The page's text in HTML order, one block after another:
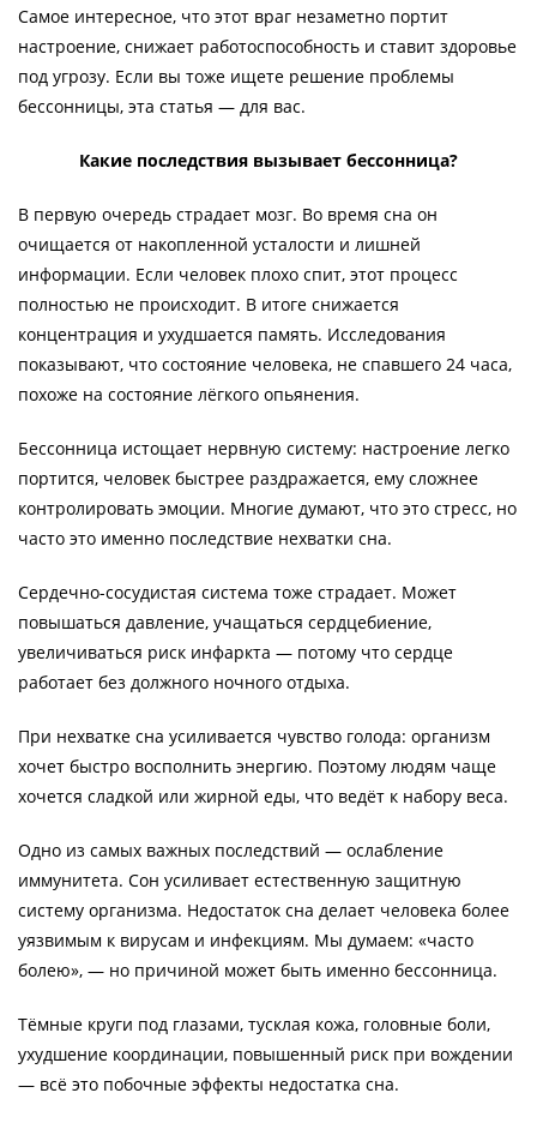
Самое интересное, что этот враг незаметно портит
настроение, снижает работоспособность и ставит здоровье
под угрозу. Если вы тоже ищете решение проблемы
бессонницы, эта статья — для вас.
Какие последствия вызывает бессонница?
В первую очередь страдает мозг. Во время сна он
очищается от накопленной усталости и лишней
информации. Если человек плохо спит, этот процесс
полностью не происходит. В итоге снижается
концентрация и ухудшается память. Исследования
показывают, что состояние человека, не спавшего 24 часа,
похоже на состояние лёгкого опьянения.
Бессонница истощает нервную систему: настроение легко
портится, человек быстрее раздражается, ему сложнее
контролировать эмоции. Многие думают, что это стресс, но
часто это именно последствие нехватки сна.
Сердечно-сосудистая система тоже страдает. Может
повышаться давление, учащаться сердцебиение,
увеличиваться риск инфаркта — потому что сердце
работает без должного ночного отдыха.
При нехватке сна усиливается чувство голода: организм
хочет быстро восполнить энергию. Поэтому людям чаще
хочется сладкой или жирной еды, что ведёт к набору веса.
Одно из самых важных последствий — ослабление
иммунитета. Сон усиливает естественную защитную
систему организма. Недостаток сна делает человека более
уязвимым к вирусам и инфекциям. Мы думаем: «часто
болею», — но причиной может быть именно бессонница.
Тёмные круги под глазами, тусклая кожа, головные боли,
ухудшение координации, повышенный риск при вождении
— всё это побочные эффекты недостатка сна.